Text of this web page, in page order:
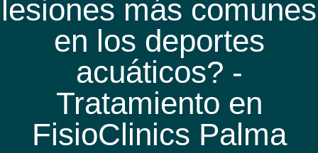
lesiones más comunes
en los deportes
acuáticos? -
Tratamiento en
FisioClinics Palma